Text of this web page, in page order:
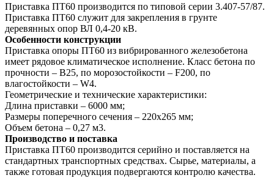
Приставка ПТ60 производится по типовой серии 3.407-57/87.
Приставка ПТ60 служит для закрепления в грунте
деревянных опор ВЛ 0,4-20 кВ.
Особенности конструкции
Приставка опоры ПТ60 из вибрированного железобетона
имеет рядовое климатическое исполнение. Класс бетона по
прочности – В25, по морозостойкости – F200, по
влагостойкости – W4.
Геометрические и технические характеристики:
Длина приставки – 6000 мм;
Размеры поперечного сечения – 220х265 мм;
Объем бетона – 0,27 м3.
Производство и поставка
Приставка ПТ60 производится серийно и поставляется на
стандартных транспортных средствах. Сырье, материалы, а
также готовая продукция подвергаются контролю качества.